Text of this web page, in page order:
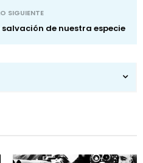
SIGUIENTE
de nuestra especie